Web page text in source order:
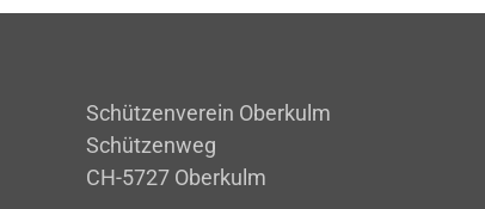
Schützenverein Oberkulm
Schützenweg
CH-5727 Oberkulm